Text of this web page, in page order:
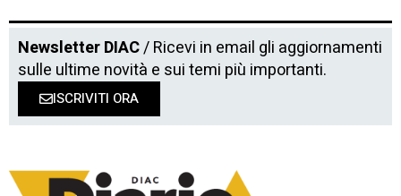
Newsletter DIAC/ Ricevi in email gli aggiornamenti
sulle ultime novità e sui temi più importanti.
ISCRIVITI ORA